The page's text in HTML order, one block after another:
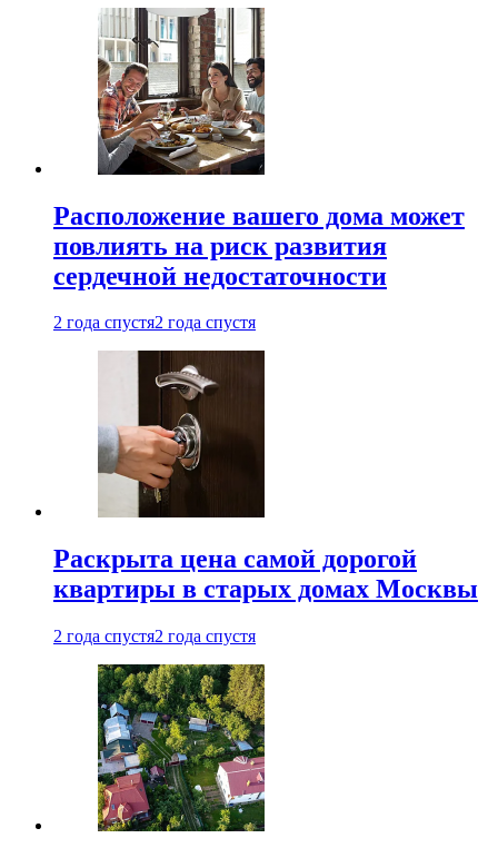
Расположение вашего дома может
повлиять на риск развития
сердечной недостаточности
2 года спустя2 года спустя
Раскрыта цена самой дорогой
квартиры в старых домах Москвы
2 года спустя2 года спустя